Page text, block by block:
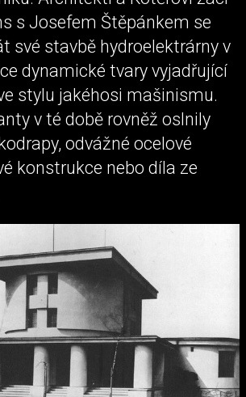
s Josefem Štěpánkem se
své stavbě hydroelektrárny v
dynamické tvary vyjadřující
stylu jakéhosi mašinismu.
v té době rovněž oslnily
odvážné ocelové
konstrukce nebo díla ze